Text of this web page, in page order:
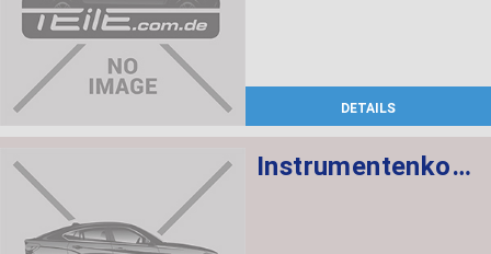
DETAILS
Instrumentenkombination KMH